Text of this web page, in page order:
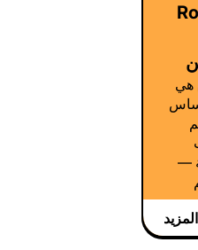
هي
—